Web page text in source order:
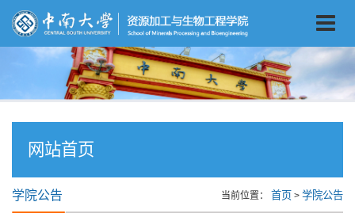
网站首页
学院公告 当前位置： 首页 > 学院公告